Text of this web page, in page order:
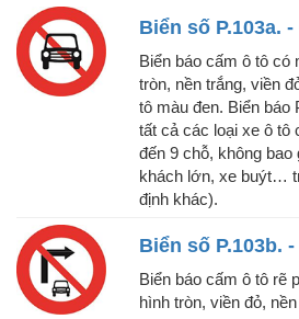
Biển số P.103a.
Biển báo cấm ô tô có
tròn, nền trắng, viền
tô màu đen. Biển báo
tất cả các loại xe ô
đến 9 chỗ, không bao
khách lớn, xe buýt…
định khác).
Biển số P.103b.
Biển báo cấm ô tô rẽ
hình tròn, viền đỏ,